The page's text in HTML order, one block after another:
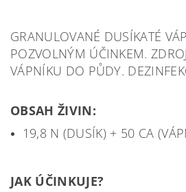
GRANULOVANÉ DUSÍKATÉ
POZVOLNÝM ÚČINKEM.
VÁPNÍKU DO PŮDY.
OBSAH ŽIVIN:
19,8 N (DUSÍK) + 50 CA
JAK ÚČINKUJE?